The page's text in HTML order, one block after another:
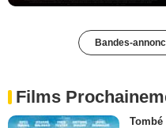
Bandes-
Films